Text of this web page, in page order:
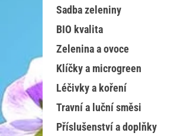
Sadba zeleniny
BIO kvalita
Zelenina a ovoce
Klíčky a microgreen
Léčivky a koření
Travní a luční směsi
Příslušenství a doplňky